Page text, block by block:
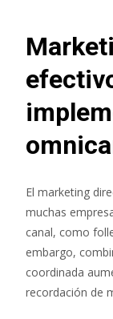
El marketing
muchas
canal, como
embargo,
coordinada
recordación de